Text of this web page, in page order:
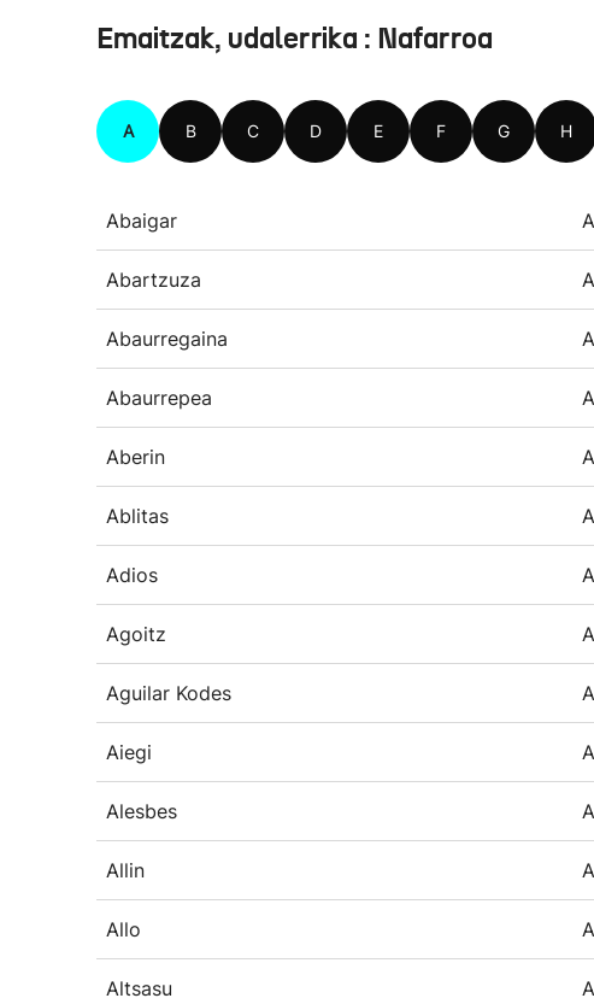
Emaitzak, udalerrika : Nafarroa
A B C D E F G H
Abaigar
Abartzuza
Abaurregaina
Abaurrepea
Aberin
Ablitas
Adios
Agoitz
Aguilar Kodes
Aiegi
Alesbes
Allin
Allo
Altsasu